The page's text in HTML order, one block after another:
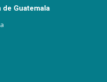
de Guatemala